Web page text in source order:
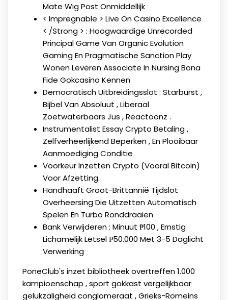
Mate Wig Post Onmiddellijk
< Impregnable > Live On Casino Excellence
< /Strong > : Hoogwaardige Unrecorded
Principal Game Van Organic Evolution
Gaming En Pragmatische Sanction Play
Wonen Leveren Associate In Nursing Bona
Fide Gokcasino Kennen
Democratisch Uitbreidingsslot : Starburst ,
Bijbel Van Absoluut , Liberaal
Zoetwaterbaars Jus , Reactoonz .
Instrumentalist Essay Crypto Betaling ,
Zelfverheerlijkend Beperken , En Plooibaar
Aanmoediging Conditie
Voorkeur Inzetten Crypto (Vooral Bitcoin)
Voor Afzetting.
Handhaaft Groot-Brittannië Tijdslot
Overheersing Die Uitzetten Automatisch
Spelen En Turbo Ronddraaien
Bank Verwijderen : Minuut ₱100 , Ernstig
Lichamelijk Letsel ₱50.000 Met 3-5 Daglicht
Verwerking
PoneClub's inzet bibliotheek overtreffen 1.000
kampioenschap , sport gokkast vergelijkbaar
gelukzaligheid conglomeraat , Grieks-Romeins